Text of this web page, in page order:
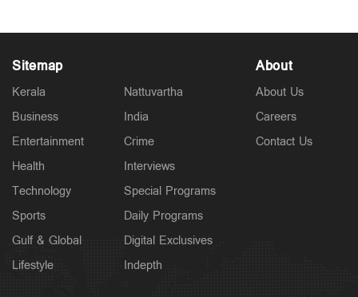
Sitemap
Kerala
Business
Entertainment
Health
Technology
Sports
Gulf & Global
Lifestyle
Nattuvartha
India
Crime
Interviews
Special Programs
Daily Programs
Digital Exclusives
Indepth
About
About Us
Careers
Contact Us